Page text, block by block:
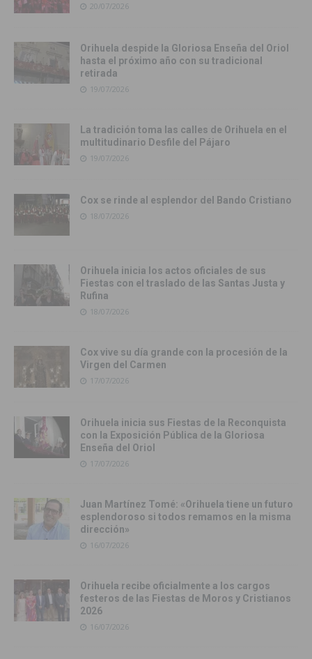
20/07/2026
Orihuela despide la Gloriosa Enseña del Oriol
hasta el próximo año con su tradicional
retirada
19/07/2026
La tradición toma las calles de Orihuela en el
multitudinario Desfile del Pájaro
19/07/2026
Cox se rinde al esplendor del Bando Cristiano
18/07/2026
Orihuela inicia los actos oficiales de sus
Fiestas con el traslado de las Santas Justa y
Rufina
18/07/2026
Cox vive su día grande con la procesión de la
Virgen del Carmen
17/07/2026
Orihuela inicia sus Fiestas de la Reconquista
con la Exposición Pública de la Gloriosa
Enseña del Oriol
17/07/2026
Juan Martínez Tomé: «Orihuela tiene un futuro
esplendoroso si todos remamos en la misma
dirección»
16/07/2026
Orihuela recibe oficialmente a los cargos
festeros de las Fiestas de Moros y Cristianos
2026
16/07/2026